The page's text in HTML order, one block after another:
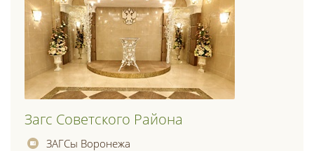
Загс Советского Района
ЗАГСы Воронежа